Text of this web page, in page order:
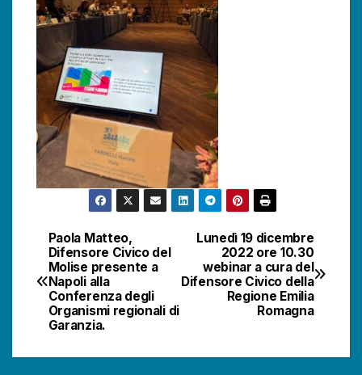
Navigazione
articoli
Lunedì 19 dicembre
2022 ore 10.30
webinar a cura del
Difensore Civico della
Regione Emilia
Romagna
Paola Matteo,
Difensore Civico del
Molise presente a
Napoli alla
Conferenza degli
Organismi regionali di
Garanzia.